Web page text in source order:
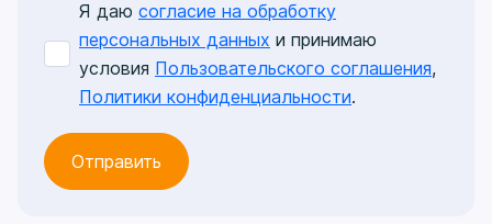
Я даю согласие на обработку
персональных данных и принимаю
условия Пользовательского соглашения,
Политики конфиденциальности.